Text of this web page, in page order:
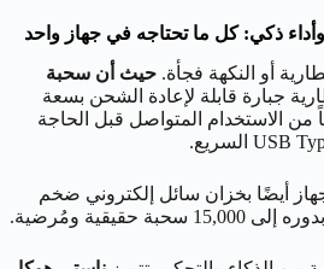
ذكي: كل ما تحتاجه في جهاز واحد
أو النكهة فجأة. حيث أن سحبة
جبارة قابلة لإعادة الشحن بسعة
من الاستخدام المتواصل قبل الحاجة
أيضًا بخزان سائل إلكتروني ضخم